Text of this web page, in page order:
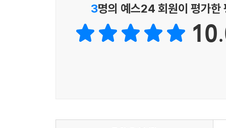
는 뇌절 멘트 한 마디에 얼굴을 감싸고 무너지는
QWER의 팬들은 쵸단의 드럼, 마젠타의 베이스,
이처럼 《온 세상이 QWER이다》는 QWER 덕
있길래 40대 대학교수인 저자가 이렇게까지
3명의 예스24 회원이 평가한